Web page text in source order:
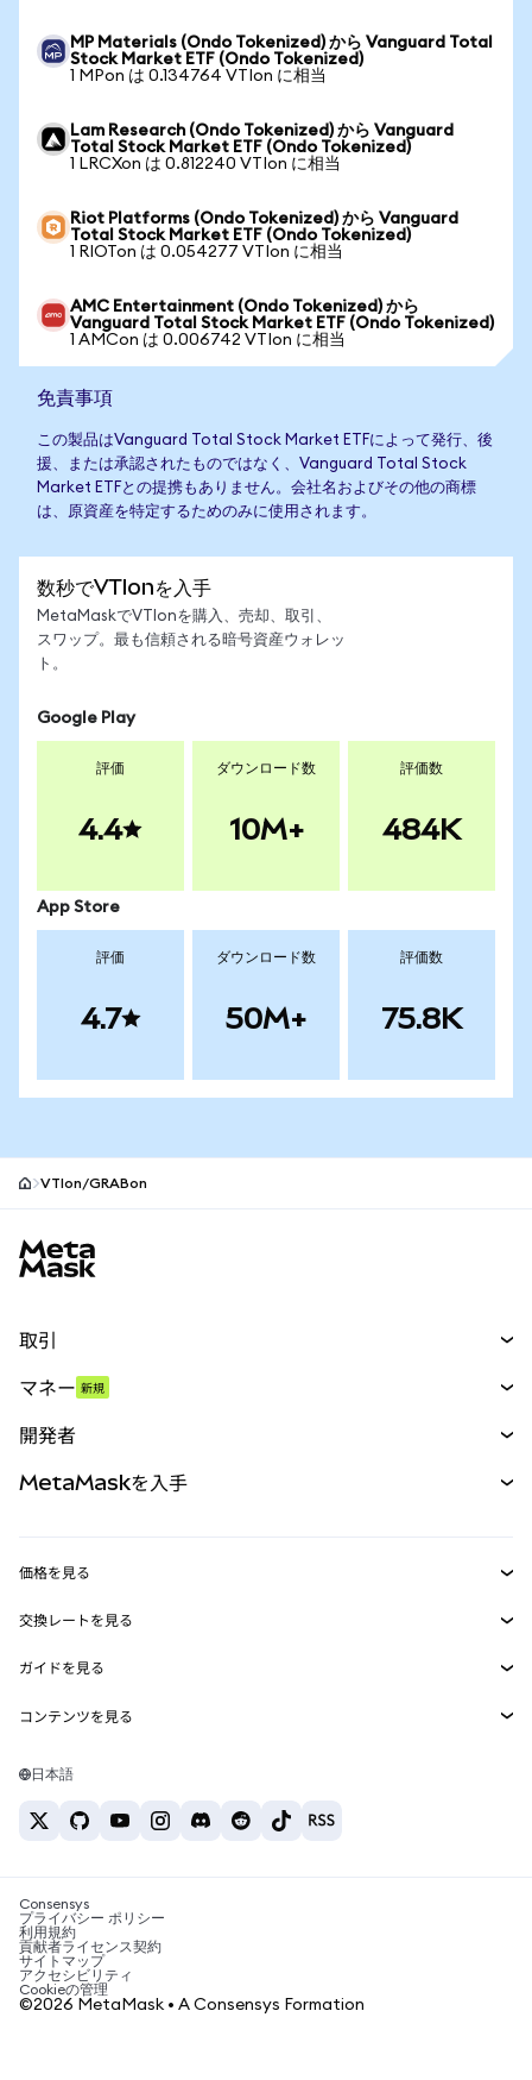
MP Materials (Ondo Tokenized) から Vanguard Total
Stock Market ETF (Ondo Tokenized)
1 MPon は 0.134764 VTIon に相当
Lam Research (Ondo Tokenized) から Vanguard
Total Stock Market ETF (Ondo Tokenized)
1 LRCXon は 0.812240 VTIon に相当
Riot Platforms (Ondo Tokenized) から Vanguard
Total Stock Market ETF (Ondo Tokenized)
1 RIOTon は 0.054277 VTIon に相当
AMC Entertainment (Ondo Tokenized) から
Vanguard Total Stock Market ETF (Ondo Tokenized)
1 AMCon は 0.006742 VTIon に相当
免責事項
この製品はVanguard Total Stock Market ETFによって発行、後
援、または承認されたものではなく、Vanguard Total Stock
Market ETFとの提携もありません。会社名およびその他の商標
は、原資産を特定するためのみに使用されます。
数秒でVTIonを入手
MetaMaskでVTIonを購入、売却、取引、
スワップ。最も信頼される暗号資産ウォレッ
ト。
Google Play
評価
4.4
ダウンロード数
10M+
評価数
484K
App Store
評価
4.7
ダウンロード数
50M+
評価数
75.8K
VTIon/GRABon
取引
パーペチュアル
RWA
マネー 新規
開発者
MetaMask Connect
Snaps
Web3サービス
MetaMaskを入手
セキュリティ
サポート
キャリア
お問い合わせ
価格を見る
イーサリアムの価格
Solanaの価格
Tetherの価格
交換レートを見る
ETH→USD
USDT→INR
BTC→INR
ETH→USDT
ガイドを見る
ETHの購入
USDTの購入
SHIBの購入
BNBの購入
コンテンツを見る
Solanaウォレット
税制関連ニュース
暗号資産の購入方法は？
ビットコインを売るには？
日本語
Consensys
プライバシー ポリシー
利用規約
貢献者ライセンス契約
サイトマップ
アクセシビリティ
Cookieの管理
©2026 MetaMask • A Consensys Formation